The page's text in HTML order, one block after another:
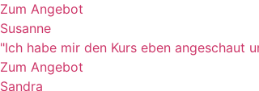
Zum Angebot
Susanne
"Ich habe mir den Kurs eben angeschaut
Zum Angebot
Sandra